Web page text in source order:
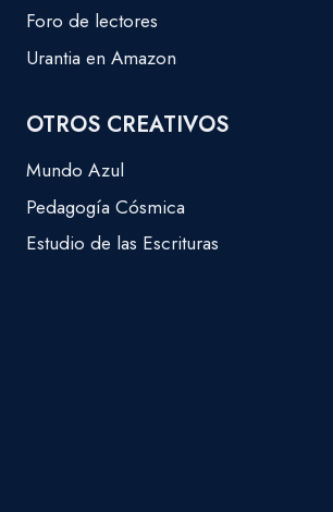
Foro de lectores
Urantia en Amazon
OTROS CREATIVOS
Mundo Azul
Pedagogía Cósmica
Estudio de las Escrituras